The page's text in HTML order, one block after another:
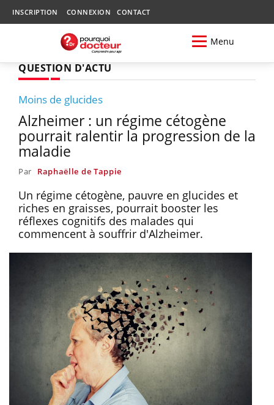
INSCRIPTION CONNEXION CONTACT
Menu
QUESTION D'ACTU
Moins de glucides
Alzheimer : un régime cétogène
pourrait ralentir la progression de la
maladie
Par Raphaëlle de Tappie
Un régime cétogène, pauvre en glucides et
riches en graisses, pourrait booster les
réflexes cognitifs des malades qui
commencent à souffrir d'Alzheimer.